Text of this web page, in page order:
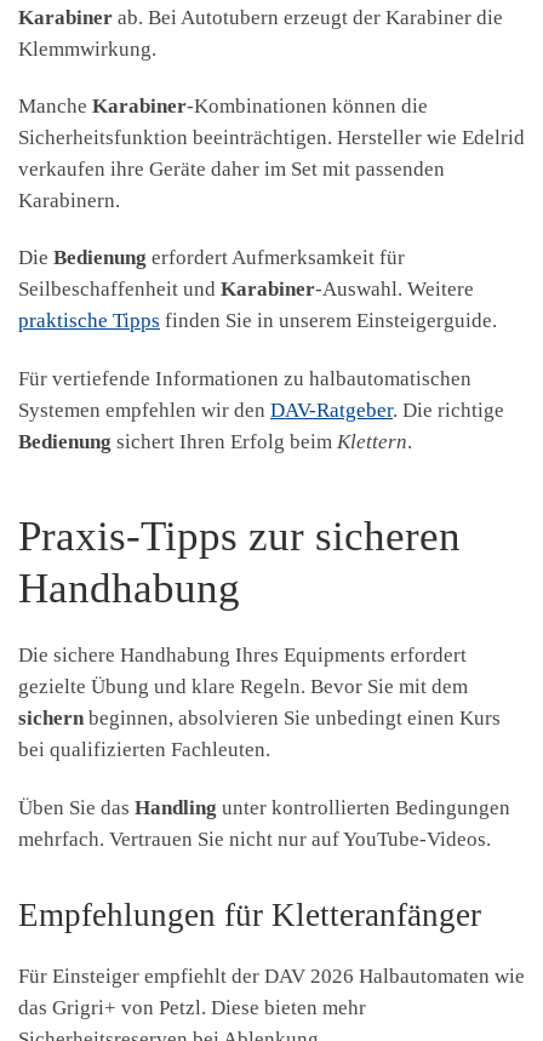
Karabiner ab. Bei Autotubern erzeugt der Karabiner die
Klemmwirkung.
Manche Karabiner-Kombinationen können die
Sicherheitsfunktion beeinträchtigen. Hersteller wie Edelrid
verkaufen ihre Geräte daher im Set mit passenden
Karabinern.
Die Bedienung erfordert Aufmerksamkeit für
Seilbeschaffenheit und Karabiner-Auswahl. Weitere
praktische Tipps finden Sie in unserem Einsteigerguide.
Für vertiefende Informationen zu halbautomatischen
Systemen empfehlen wir den DAV-Ratgeber. Die richtige
Bedienung sichert Ihren Erfolg beim Klettern.
Praxis-Tipps zur sicheren
Handhabung
Die sichere Handhabung Ihres Equipments erfordert
gezielte Übung und klare Regeln. Bevor Sie mit dem
sichern beginnen, absolvieren Sie unbedingt einen Kurs
bei qualifizierten Fachleuten.
Üben Sie das Handling unter kontrollierten Bedingungen
mehrfach. Vertrauen Sie nicht nur auf YouTube-Videos.
Empfehlungen für Kletteranfänger
Für Einsteiger empfiehlt der DAV 2026 Halbautomaten wie
das Grigri+ von Petzl. Diese bieten mehr